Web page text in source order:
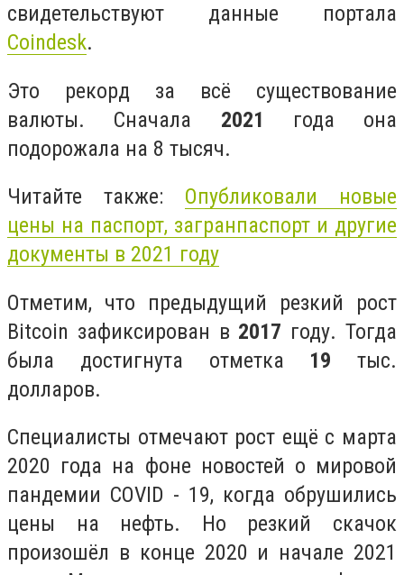
свидетельствуют данные портала
Coindesk.
Это рекорд за всё существование
валюты. Сначала 2021 года она
подорожала на 8 тысяч.
Читайте также: Опубликовали новые
цены на паспорт, загранпаспорт и другие
документы в 2021 году
Отметим, что предыдущий резкий рост
Bitcoin зафиксирован в 2017 году. Тогда
была достигнута отметка 19 тыс.
долларов.
Специалисты отмечают рост ещё с марта
2020 года на фоне новостей о мировой
пандемии COVID - 19, когда обрушились
цены на нефть. Но резкий скачок
произошёл в конце 2020 и начале 2021